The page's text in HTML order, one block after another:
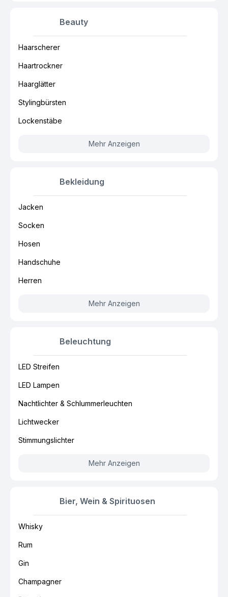
Beauty
Haarscherer
Haartrockner
Haarglätter
Stylingbürsten
Lockenstäbe
Mehr Anzeigen
Bekleidung
Jacken
Socken
Hosen
Handschuhe
Herren
Mehr Anzeigen
Beleuchtung
LED Streifen
LED Lampen
Nachtlichter & Schlummerleuchten
Lichtwecker
Stimmungslichter
Mehr Anzeigen
Bier, Wein & Spirituosen
Whisky
Rum
Gin
Champagner